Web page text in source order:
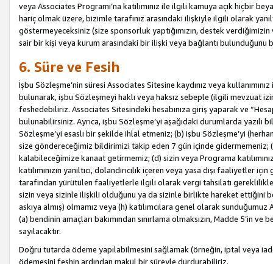
veya Associates Programı’na katılımınız ile ilgili kamuya açık hiçbir
hariç olmak üzere, bizimle tarafınız arasındaki ilişkiyle ilgili olarak
göstermeyeceksiniz (size sponsorluk yaptığımızın, destek
sair bir kişi veya kurum arasındaki bir ilişki veya bağlantı bulunduğunu
6. Süre ve Fesih
İşbu Sözleşme’nin süresi Associates Sitesine kaydınız veya
bulunarak, işbu Sözleşmeyi haklı veya haksız sebeple (ilgili mevzuat
feshedebiliriz. Associates Sitesindeki hesabınıza giriş yaparak ve
bulunabilirsiniz. Ayrıca, işbu Sözleşme’yi aşağıdaki durumlarda yazılı
Sözleşme’yi esaslı bir şekilde ihlal etmeniz; (b) işbu Sözleşme’yi
size göndereceğimiz bildirimizi takip eden 7 gün içinde gidermemeniz;
kalabileceğimize kanaat getirmemiz; (d) sizin veya Programa
katılımınızın yanıltıcı, dolandırıcılık içeren veya yasa dışı
tarafından yürütülen faaliyetlerle ilgili olarak vergi tahsilatı
sizin veya sizinle ilişkili olduğunu ya da sizinle birlikte hareket ettiğini
askıya almış) olmamız veya (h) katılımcılara genel olarak
(a) bendinin amaçları bakımından sınırlama olmaksızın, Madde 5’in
sayılacaktır.
Doğru tutarda ödeme yapılabilmesini sağlamak (örneğin, iptal veya
ödemesini feshin ardından makul bir süreyle durdurabiliriz.